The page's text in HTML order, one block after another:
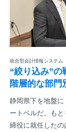
統合型会計情報システム
“絞り込み”の
階層的な部門
静岡県下を地盤
ートベルだ。も
締役に就任したの